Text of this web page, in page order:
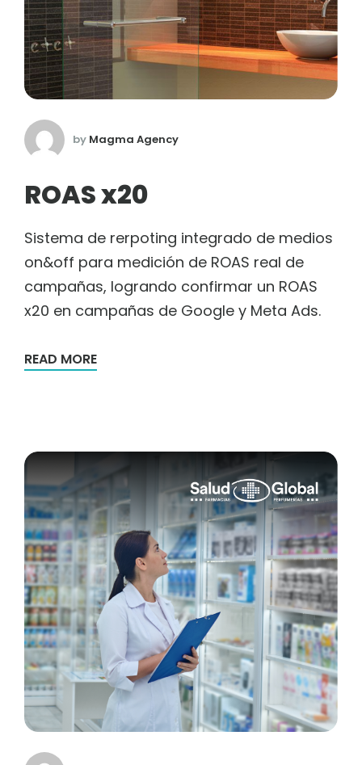
by Magma Agency
ROAS x20
Sistema de rerpoting integrado de medios
on&off para medición de ROAS real de
campañas, logrando confirmar un ROAS
x20 en campañas de Google y Meta Ads.
READ MORE